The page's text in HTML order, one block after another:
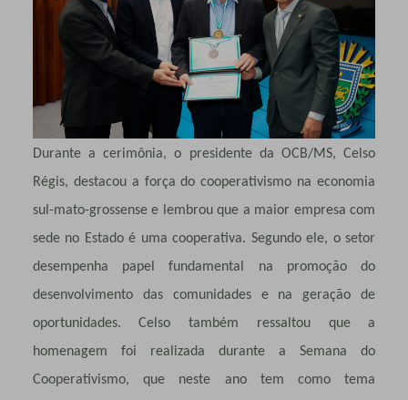
Durante a cerimônia, o presidente da OCB/MS,Celso
Régis, destacou a força do cooperativismo na economia
sul-mato-grossense e lembrou que a maior empresa com
sede no Estado é uma cooperativa. Segundo ele, o setor
desempenha papel fundamental na promoção do
desenvolvimento das comunidades e na geração de
oportunidades. Celso também ressaltou que a
homenagem foi realizada durante a Semana do
Cooperativismo, que neste ano tem como tema